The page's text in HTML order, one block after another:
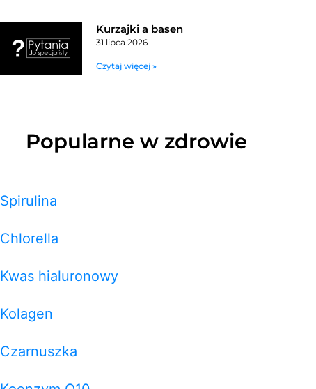
Kurzajki a basen
31 lipca 2026
Czytaj więcej »
Popularne w zdrowie
Spirulina
Chlorella
Kwas hialuronowy
Kolagen
Czarnuszka